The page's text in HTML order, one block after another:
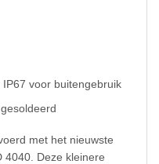
voor buitengebruik
met het nieuwste
4040. Deze kleinere